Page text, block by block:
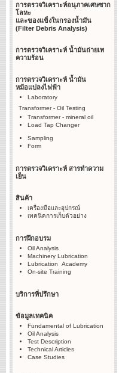
การตรวจวิเคราะห์อนุภาคเศษซาก
โลหะ
และของแข็งในกรองน้ำมัน
(Filter Debris Analysis)
การตรวจวิเคราะห์ น้ำมันถ่ายเท
ความร้อน
การตรวจวิเคราะห์ น้ำมัน
หม้อแปลงไฟฟ้า
Laboratory
Transformer - Oil Testing
Transformer - mineral oil
Load Tap Changer
Sampling
Form
การตรวจวิเคราะห์ สารทำความ
เย็น
สินค้า
เครื่องมือและอุปกรณ์
เทคนิคการเก็บตัวอย่าง
การฝึกอบรม
Oil Analysis
Machinery Lubrication
Lubrication Academy
On-site Training
บริการที่ปรึกษา
ข้อมูลเทคนิค
Fundamental of Lubrication
Oil Analysis
Test Description
Technical Articles
Case Studies